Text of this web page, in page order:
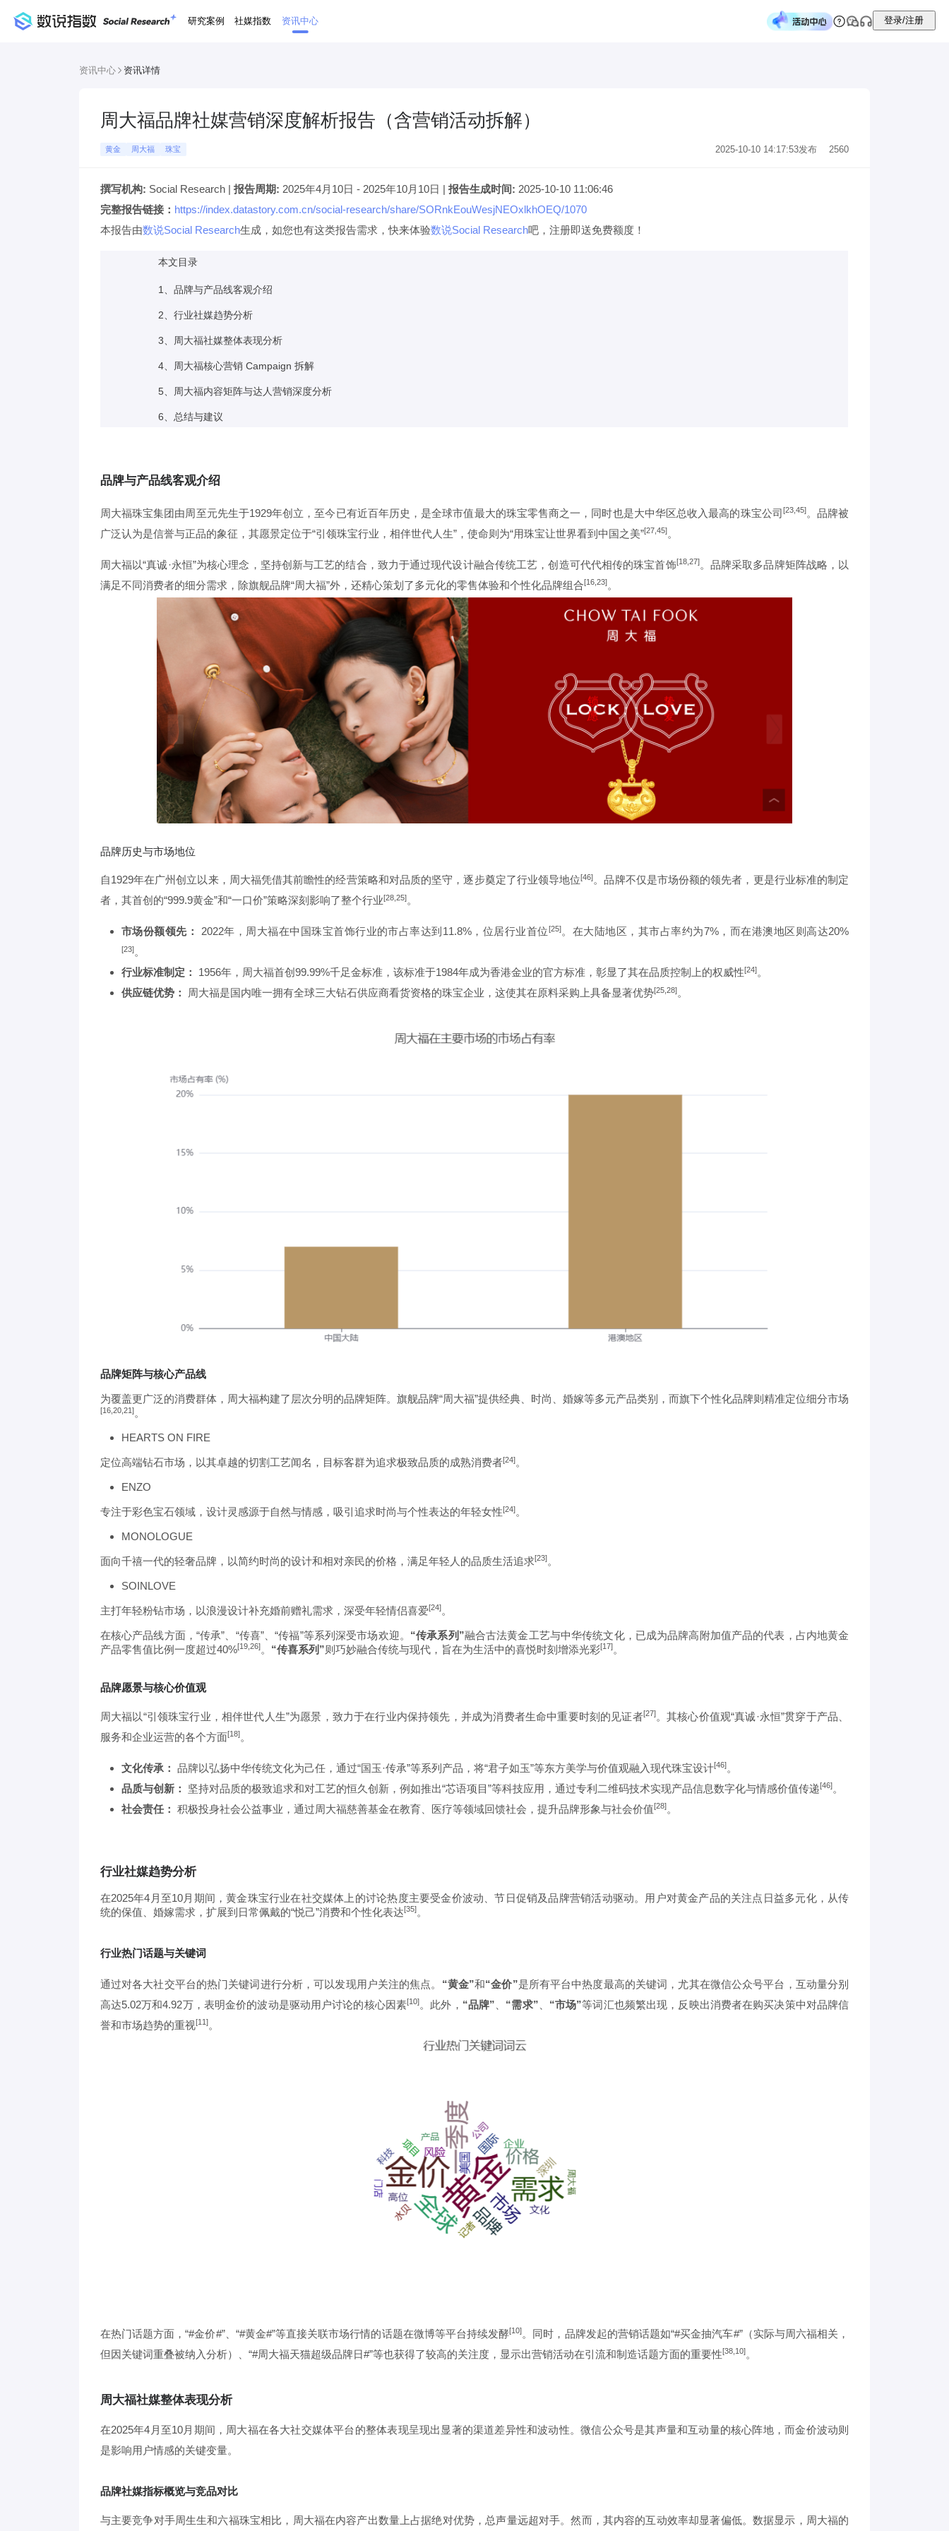
研究案例 社媒指数 资讯中心 登录/注册
资讯中心 资讯详情
周大福品牌社媒营销深度解析报告（含营销活动拆解）
黄金 周大福 珠宝 2025-10-10 14:17:53发布 2560
撰写机构: Social Research | 报告周期: 2025年4月10日 - 2025年10月10日 | 报告生成时间: 2025-10-10 11:06:46
完整报告链接： https://index.datastory.com.cn/social-research/share/SORnkEouWesjNEOxlkhOEQ/1070
本报告由数说Social Research生成，如您也有这类报告需求，快来体验数说Social Research吧，注册即送免费额度！
本文目录
1、品牌与产品线客观介绍
2、行业社媒趋势分析
3、周大福社媒整体表现分析
4、周大福核心营销 Campaign 拆解
5、周大福内容矩阵与达人营销深度分析
6、总结与建议
品牌与产品线客观介绍
周大福珠宝集团由周至元先生于1929年创立，至今已有近百年历史，是全球市值最大的珠宝零售商之一，同时也是大中华区总收入最高的珠宝公司[23,45]。品牌被
广泛认为是信誉与正品的象征，其愿景定位于“引领珠宝行业，相伴世代人生”，使命则为“用珠宝让世界看到中国之美”[27,45]。
周大福以“真诚·永恒”为核心理念，坚持创新与工艺的结合，致力于通过现代设计融合传统工艺，创造可代代相传的珠宝首饰[18,27]。品牌采取多品牌矩阵战略，以
满足不同消费者的细分需求，除旗舰品牌“周大福”外，还精心策划了多元化的零售体验和个性化品牌组合[16,23]。
品牌历史与市场地位
自1929年在广州创立以来，周大福凭借其前瞻性的经营策略和对品质的坚守，逐步奠定了行业领导地位[46]。品牌不仅是市场份额的领先者，更是行业标准的制定
者，其首创的“999.9黄金”和“一口价”策略深刻影响了整个行业[28,25]。
市场份额领先： 2022年，周大福在中国珠宝首饰行业的市占率达到11.8%，位居行业首位[25]。在大陆地区，其市占率约为7%，而在港澳地区则高达20%
[23]。
行业标准制定：
1956年，周大福首创99.99%千足金标准，该标准于1984年成为香港金业的官方标准，彰显了其在品质控制上的权威性[24]。
供应链优势：
周大福是国内唯一拥有全球三大钻石供应商看货资格的珠宝企业，这使其在原料采购上具备显著优势[25,28]。
品牌矩阵与核心产品线
为覆盖更广泛的消费群体，周大福构建了层次分明的品牌矩阵。旗舰品牌“周大福”提供经典、时尚、婚嫁等多元产品类别，而旗下个性化品牌则精准定位细分市场
[16,20,21]。
HEARTS ON FIRE
定位高端钻石市场，以其卓越的切割工艺闻名，目标客群为追求极致品质的成熟消费者[24]。
ENZO
专注于彩色宝石领域，设计灵感源于自然与情感，吸引追求时尚与个性表达的年轻女性[24]。
MONOLOGUE
面向千禧一代的轻奢品牌，以简约时尚的设计和相对亲民的价格，满足年轻人的品质生活追求[23]。
SOINLOVE
主打年轻粉钻市场，以浪漫设计补充婚前赠礼需求，深受年轻情侣喜爱[24]。
在核心产品线方面，“传承”、“传喜”、“传福”等系列深受市场欢迎。 “传承系列”融合古法黄金工艺与中华传统文化，已成为品牌高附加值产品的代表，占内地黄金
产品零售值比例一度超过40%[19,26]。 “传喜系列”则巧妙融合传统与现代，旨在为生活中的喜悦时刻增添光彩[17]。
品牌愿景与核心价值观
周大福以“引领珠宝行业，相伴世代人生”为愿景，致力于在行业内保持领先，并成为消费者生命中重要时刻的见证者[27]。其核心价值观“真诚·永恒”贯穿于产品、
服务和企业运营的各个方面[18]。
文化传承： 品牌以弘扬中华传统文化为己任，通过“国玉·传承”等系列产品，将“君子如玉”等东方美学与价值观融入现代珠宝设计[46]。
品质与创新：
坚持对品质的极致追求和对工艺的恒久创新，例如推出“芯语项目”等科技应用，通过专利二维码技术实现产品信息数字化与情感价值传递[46]。
社会责任： 积极投身社会公益事业，通过周大福慈善基金在教育、医疗等领域回馈社会，提升品牌形象与社会价值[28]。
行业社媒趋势分析
在2025年4月至10月期间，黄金珠宝行业在社交媒体上的讨论热度主要受金价波动、节日促销及品牌营销活动驱动。用户对黄金产品的关注点日益多元化，从传
统的保值、婚嫁需求，扩展到日常佩戴的“悦己”消费和个性化表达[35]。
行业热门话题与关键词
通过对各大社交平台的热门关键词进行分析，可以发现用户关注的焦点。 “黄金”和“金价”是所有平台中热度最高的关键词，尤其在微信公众号平台，互动量分别
高达5.02万和4.92万，表明金价的波动是驱动用户讨论的核心因素[10]。此外， “品牌” “需求” “市场”等词汇也频繁出现，反映出消费者在购买决策中对品牌信
誉和市场趋势的重视[11]。
在热门话题方面，“#金价#”、“#黄金#”等直接关联市场行情的话题在微博等平台持续发酵[10] 。同时，品牌发起的营销话题如“#买金抽汽车#”（实际与周六福相关，
但因关键词重叠被纳入分析）、“#周大福天猫超级品牌日#”等也获得了较高的关注度，显示出营销活动在引流和制造话题方面的重要性[38,10]。
周大福社媒整体表现分析
在2025年4月至10月期间，周大福在各大社交媒体平台的整体表现呈现出显著的渠道差异性和波动性。微信公众号是其声量和互动量的核心阵地，而金价波动则
是影响用户情感的关键变量。
品牌社媒指标概览与竞品对比
与主要竞争对手周生生和六福珠宝相比，周大福在内容产出数量上占据绝对优势，总声量远超对手。然而，其内容的互动效率却显著偏低。数据显示，周大福的